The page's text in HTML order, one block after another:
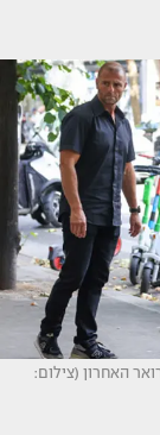
האחרון (צילום: